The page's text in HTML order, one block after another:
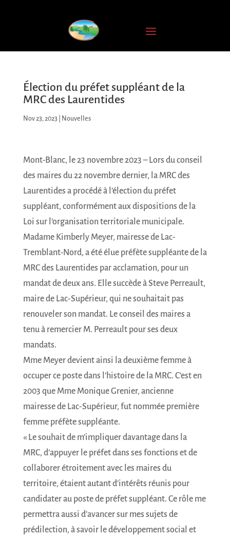
Élection du préfet suppléant de la
MRC des Laurentides
Nov 23, 2023| Nouvelles
Mont-Blanc, le 23 novembre 2023 – Lors du conseil
des maires du 22 novembre dernier, la MRC des
Laurentides a procédé à l’élection du préfet
suppléant, conformément aux dispositions de la
Loi sur l’organisation territoriale municipale.
Madame Kimberly Meyer, mairesse de Lac-
Tremblant-Nord, a été élue préfète suppléante de la
MRC des Laurentides par acclamation, pour un
mandat de deux ans. Elle succède à Steve Perreault,
maire de Lac-Supérieur, qui ne souhaitait pas
renouveler son mandat. Le conseil des maires a
tenu à remercier M. Perreault pour ses deux
mandats.
Mme Meyer devient ainsi la deuxième femme à
occuper ce poste dans l’histoire de la MRC. C’est en
2003 que Mme Monique Grenier, ancienne
mairesse de Lac-Supérieur, fut nommée première
femme préfète suppléante.
« Le souhait de m’impliquer davantage dans la
MRC, d’appuyer le préfet dans ses fonctions et de
collaborer étroitement avec les maires du
territoire, étaient autant d’intérêts réunis pour
candidater au poste de préfet suppléant. Ce rôle me
permettra aussi d’avancer sur mes sujets de
prédilection, à savoir le développement social et
L'INFOLETTRE
*
M'ABONNE